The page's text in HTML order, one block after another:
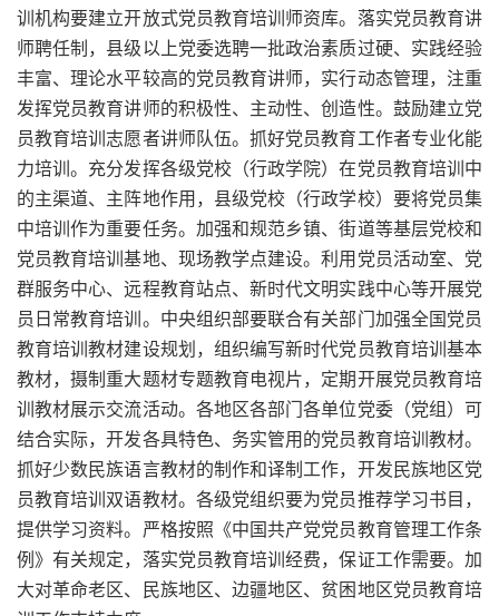
训机构要建立开放式党员教育培训师资库。落实党员教育讲
师聘任制，县级以上党委选聘一批政治素质过硬、实践经验
丰富、理论水平较高的党员教育讲师，实行动态管理，注重
发挥党员教育讲师的积极性、主动性、创造性。鼓励建立党
员教育培训志愿者讲师队伍。抓好党员教育工作者专业化能
力培训。充分发挥各级党校（行政学院）在党员教育培训中
的主渠道、主阵地作用，县级党校（行政学校）要将党员集
中培训作为重要任务。加强和规范乡镇、街道等基层党校和
党员教育培训基地、现场教学点建设。利用党员活动室、党
群服务中心、远程教育站点、新时代文明实践中心等开展党
员日常教育培训。中央组织部要联合有关部门加强全国党员
教育培训教材建设规划，组织编写新时代党员教育培训基本
教材，摄制重大题材专题教育电视片，定期开展党员教育培
训教材展示交流活动。各地区各部门各单位党委（党组）可
结合实际，开发各具特色、务实管用的党员教育培训教材。
抓好少数民族语言教材的制作和译制工作，开发民族地区党
员教育培训双语教材。各级党组织要为党员推荐学习书目，
提供学习资料。严格按照《中国共产党党员教育管理工作条
例》有关规定，落实党员教育培训经费，保证工作需要。加
大对革命老区、民族地区、边疆地区、贫困地区党员教育培